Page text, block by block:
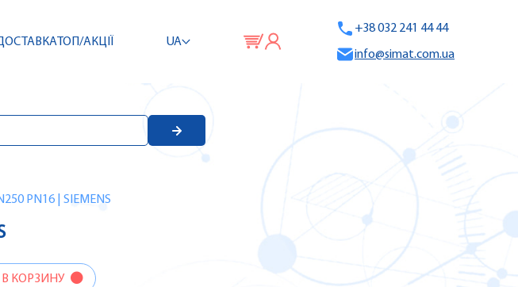
ТОП/АКЦІЇ UA
+38 032 241 44 44
info@simat.com.ua
PN16 | SIEMENS
КОРЗИНУ